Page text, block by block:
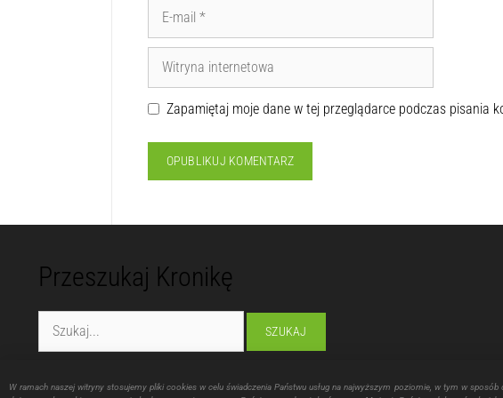
Zapamiętaj moje dane w tej przeglądarce podczas pisania
Przeszukaj Kronikę
ul. Montażowa 16, 20-214 Lublin
W ramach naszej witryny stosujemy pliki cookies w celu świadczenia Państwu usług na najwyższym poziomie, w tym w